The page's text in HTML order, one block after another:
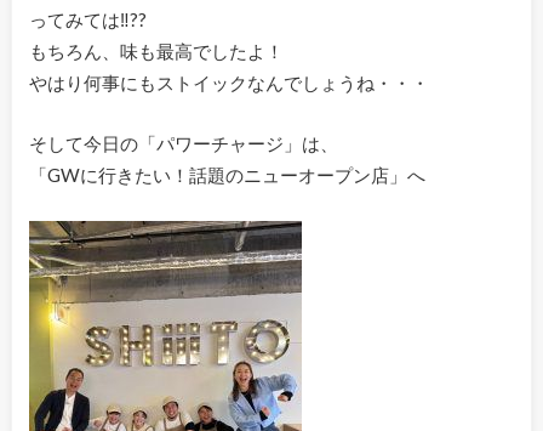
ってみては‼??
もちろん、味も最高でしたよ！
やはり何事にもストイックなんでしょうね・・・
そして今日の「パワーチャージ」は、
「GWに行きたい！話題のニューオープン店」へ